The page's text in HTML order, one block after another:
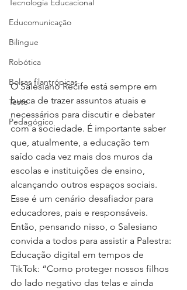
Tecnologia Educacional
Educomunicação
Bilíngue
Robótica
Bolsas filantrópicas
Teste
Pedagógico
O Salesiano Recife está sempre em
busca de trazer assuntos atuais e
necessários para discutir e debater
com a sociedade. É importante saber
que, atualmente, a educação tem
saído cada vez mais dos muros da
escolas e instituições de ensino,
alcançando outros espaços sociais.
Esse é um cenário desafiador para
educadores, pais e responsáveis.
Então, pensando nisso, o Salesiano
convida a todos para assistir a Palestra:
Educação digital em tempos de
TikTok: “Como proteger nossos filhos
do lado negativo das telas e ainda